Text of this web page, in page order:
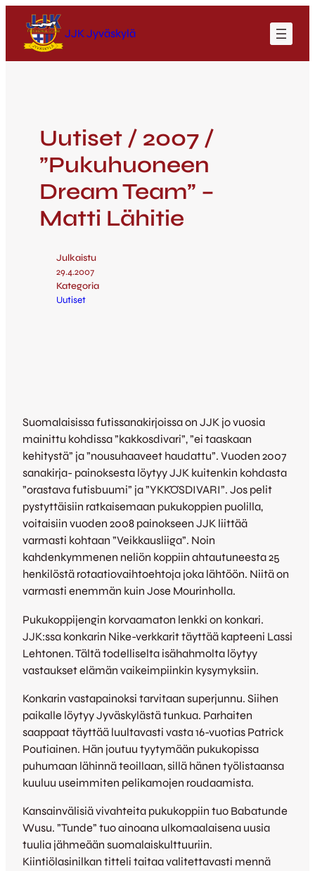
JJK Jyväskylä
Uutiset / 2007 /
”Pukuhuoneen
Dream Team” –
Matti Lähitie
Julkaistu
29.4.2007
Kategoria
Uutiset
Suomalaisissa futissanakirjoissa on JJK jo vuosia
mainittu kohdissa ”kakkosdivari”, ”ei taaskaan
kehitystä” ja ”nousuhaaveet haudattu”. Vuoden 2007
sanakirja- painoksesta löytyy JJK kuitenkin kohdasta
”orastava futisbuumi” ja ”YKKÖSDIVARI”. Jos pelit
pystyttäisiin ratkaisemaan pukukoppien puolilla,
voitaisiin vuoden 2008 painokseen JJK liittää
varmasti kohtaan ”Veikkausliiga”. Noin
kahdenkymmenen neliön koppiin ahtautuneesta 25
henkilöstä rotaatiovaihtoehtoja joka lähtöön. Niitä on
varmasti enemmän kuin Jose Mourinholla.
Pukukoppijengin korvaamaton lenkki on konkari.
JJK:ssa konkarin Nike-verkkarit täyttää kapteeni Lassi
Lehtonen. Tältä todelliselta isähahmolta löytyy
vastaukset elämän vaikeimpiinkin kysymyksiin.
Konkarin vastapainoksi tarvitaan superjunnu. Siihen
paikalle löytyy Jyväskylästä tunkua. Parhaiten
saappaat täyttää luultavasti vasta 16-vuotias Patrick
Poutiainen. Hän joutuu tyytymään pukukopissa
puhumaan lähinnä teoillaan, sillä hänen työlistaansa
kuuluu useimmiten pelikamojen roudaamista.
Kansainvälisiä vivahteita pukukoppiin tuo Babatunde
Wusu. ”Tunde” tuo ainoana ulkomaalaisena uusia
tuulia jähmeään suomalaiskulttuuriin.
Kiintiölasinilkan titteli taitaa valitettavasti mennä